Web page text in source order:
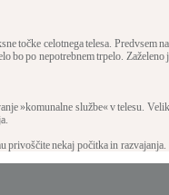
točke celotnega telesa. Predvsem
bo po nepotrebnem trpelo.
»komunalne službe« v telesu.
privoščite nekaj počitka in razvajanja.